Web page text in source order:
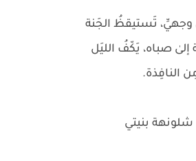
تَستيقظُ الجَنة
إلىٰ صباه، يَكّفُ الليَل
النافِذة.
بنيتي